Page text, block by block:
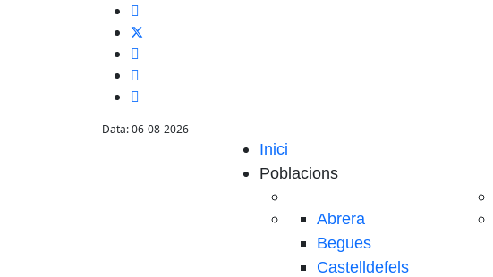
Data: 06-08-2026
Inici
Poblacions
Abrera
Begues
Castelldefels